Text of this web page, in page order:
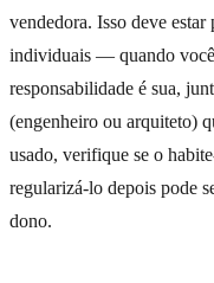
vendedora. Isso deve
individuais — quando
responsabilidade é sua,
(engenheiro ou arquiteto)
usado, verifique se o
regularizá-lo depois pode
dono.